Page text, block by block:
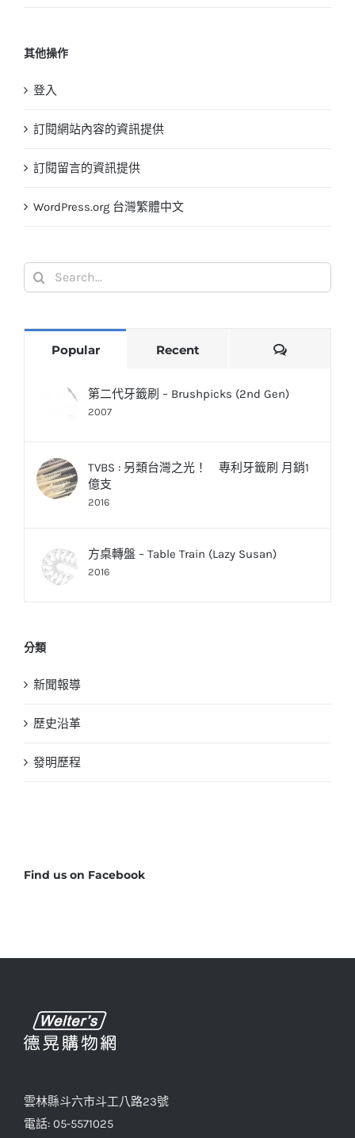
其他操作
登入
訂閱網站內容的資訊提供
訂閱留言的資訊提供
WordPress.org 台灣繁體中文
Search
for:
Popular Recent Comments
第二代牙籤刷 – Brushpicks (2nd Gen)
2007
TVBS : 另類台灣之光！ 專利牙籤刷 月銷1
億支
2016
方桌轉盤 – Table Train (Lazy Susan)
2016
分類
新聞報導
歷史沿革
發明歷程
Find us on Facebook
雲林縣斗六市斗工八路23號
電話: 05-5571025